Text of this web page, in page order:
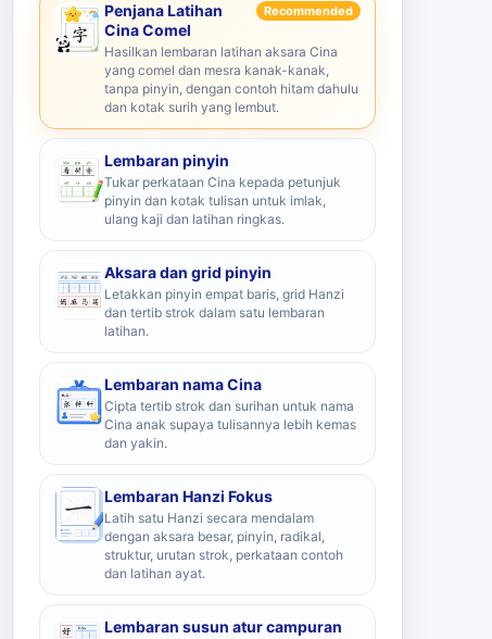
Penjana Latihan
Cina Comel
Recommended
Hasilkan lembaran latihan aksara Cina
yang comel dan mesra kanak-kanak,
tanpa pinyin, dengan contoh hitam dahulu
dan kotak surih yang lembut.
Lembaran pinyin
Tukar perkataan Cina kepada petunjuk
pinyin dan kotak tulisan untuk imlak,
ulang kaji dan latihan ringkas.
Aksara dan grid pinyin
Letakkan pinyin empat baris, grid Hanzi
dan tertib strok dalam satu lembaran
latihan.
Lembaran nama Cina
Cipta tertib strok dan surihan untuk nama
Cina anak supaya tulisannya lebih kemas
dan yakin.
Lembaran Hanzi Fokus
Latih satu Hanzi secara mendalam
dengan aksara besar, pinyin, radikal,
struktur, urutan strok, perkataan contoh
dan latihan ayat.
Lembaran susun atur campuran